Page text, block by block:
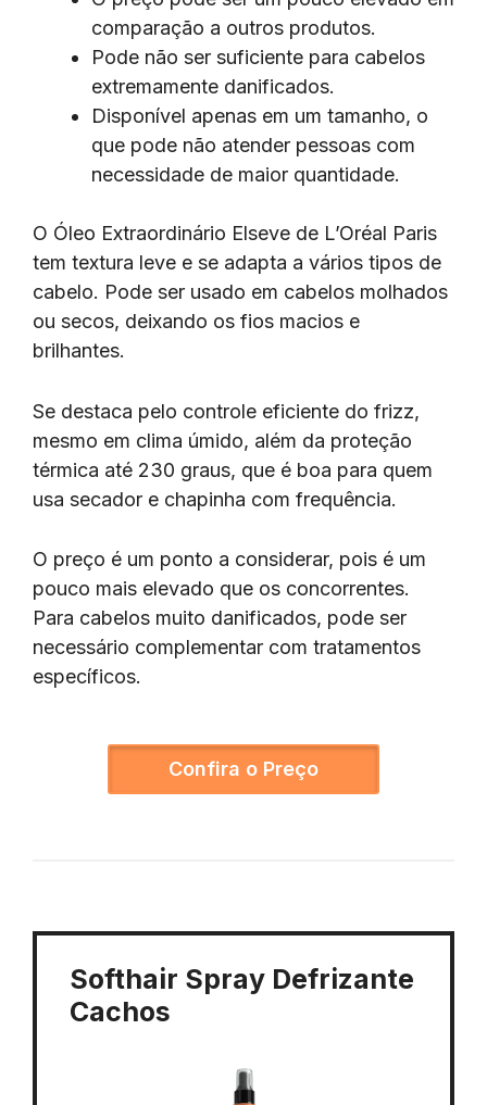
comparação a outros produtos.
Pode não ser suficiente para cabelos
extremamente danificados.
Disponível apenas em um tamanho, o
que pode não atender pessoas com
necessidade de maior quantidade.
O Óleo Extraordinário Elseve de L’Oréal Paris
tem textura leve e se adapta a vários tipos de
cabelo. Pode ser usado em cabelos molhados
ou secos, deixando os fios macios e
brilhantes.
Se destaca pelo controle eficiente do frizz,
mesmo em clima úmido, além da proteção
térmica até 230 graus, que é boa para quem
usa secador e chapinha com frequência.
O preço é um ponto a considerar, pois é um
pouco mais elevado que os concorrentes.
Para cabelos muito danificados, pode ser
necessário complementar com tratamentos
específicos.
Confira o Preço
Softhair Spray Defrizante
Cachos